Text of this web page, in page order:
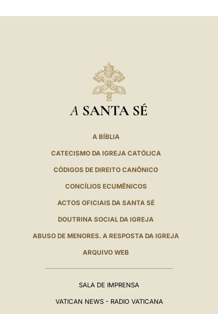
A SANTA SÉ
A BÍBLIA
CATECISMO DA IGREJA CATÓLICA
CÓDIGOS DE DIREITO CANÔNICO
CONCÍLIOS ECUMÊNICOS
ACTOS OFICIAIS DA SANTA SÉ
DOUTRINA SOCIAL DA IGREJA
ABUSO DE MENORES. A RESPOSTA DA IGREJA
ARQUIVO WEB
SALA DE IMPRENSA
VATICAN NEWS - RADIO VATICANA